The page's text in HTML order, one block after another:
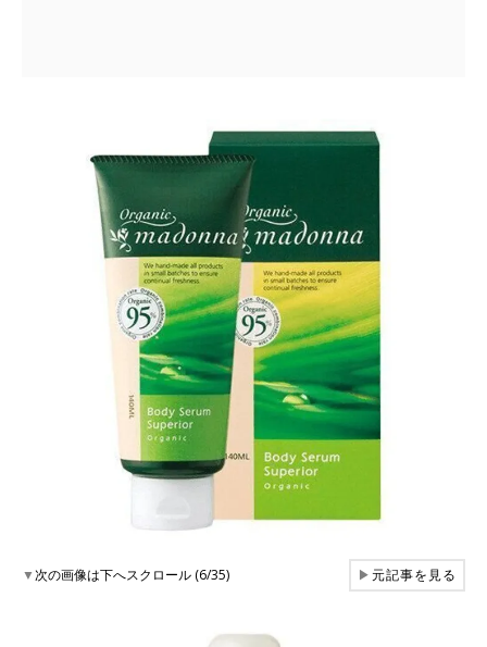
▼次の画像は下へスクロール (6/35) ▶元記事を見る